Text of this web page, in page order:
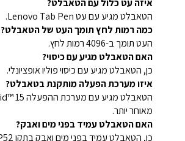
איזה עט כלול עם הטאבלט?
הטאבלט מגיע עם עט Lenovo Tab Pen.
כמה רמות לחץ תומך העט של הטאבלט?
העט תומך ב-4096 רמות לחץ.
האם הטאבלט מגיע עם כיסוי?
כן, הטאבלט מגיע עם כיסוי פוליו אופציונלי.
איזו מערכת הפעלה מותקנת בטאבלט?
מאוחר יותר.
האם הטאבלט עמיד בפני מים ואבק?
כן, הטאבלט עמיד בפני מים ואבק בתקן IP52.